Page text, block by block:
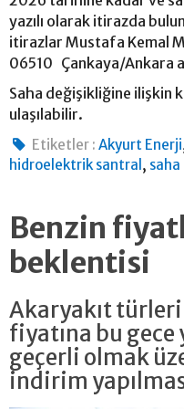
yazılı olarak itirazda
itirazlar Mustafa Kemal
06510 Çankaya/Ankara
Saha değişikliğine ilişkin
ulaşılabilir.
Etiketler : Akyurt Enerji
hidroelektrik santral ,
Benzin
beklentisi
Akaryakıt
fiyatına bu gece
geçerli olmak
indirim